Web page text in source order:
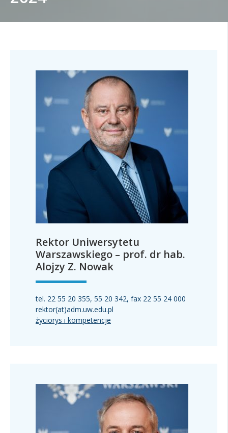
Rektor Uniwersytetu
Warszawskiego – prof. dr hab.
Alojzy Z. Nowak
tel. 22 55 20 355, 55 20 342, fax 22 55 24 000
rektor(at)adm.uw.edu.pl
życiorys i kompetencje